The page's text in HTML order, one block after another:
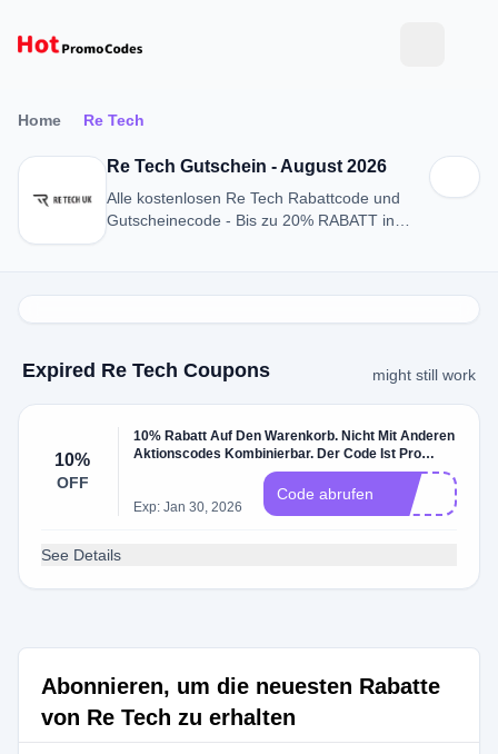
Home Re Tech
Re Tech Gutschein - August 2026
Alle kostenlosen Re Tech Rabattcode und
Gutscheinecode - Bis zu 20% RABATT in
Expired Re Tech Coupons might still work
10%
OFF
10% Rabatt Auf Den Warenkorb. Nicht Mit Anderen
Aktionscodes Kombinierbar. Der Code Ist Pro
Kunde Nur Einmal Einlösbar
Exp: Jan 30, 2026
Code abrufen
See Details
Abonnieren, um die neuesten Rabatte
von Re Tech zu erhalten